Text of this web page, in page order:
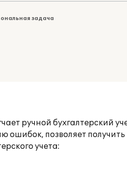
задача
ручной бухгалтерский
ошибок, позволяет
учета: